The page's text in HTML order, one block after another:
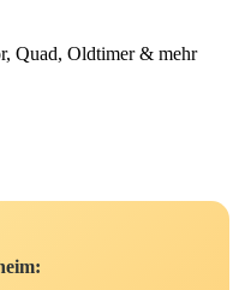
Quad, Oldtimer & mehr